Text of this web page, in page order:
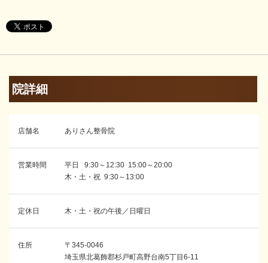
院詳細
店舗名 ありさん整骨院
営業時間
平日 9:30～12:30 15:00～20:00
木・土・祝 9:30～13:00
定休日 木・土・祝の午後／日曜日
住所
〒345-0046
埼玉県北葛飾郡杉戸町高野台南5丁目6-11